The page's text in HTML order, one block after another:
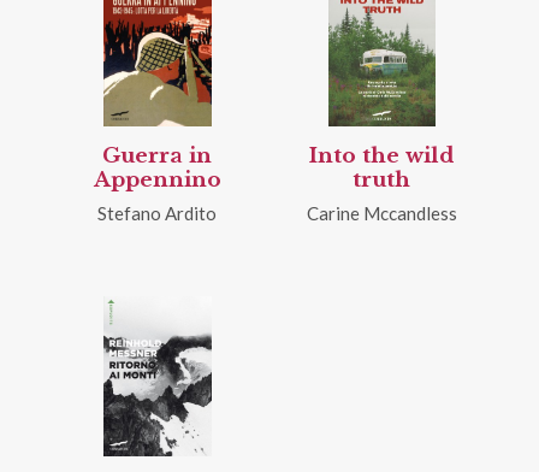
Guerra in
Appennino
Stefano Ardito
Into the wild
truth
Carine Mccandless